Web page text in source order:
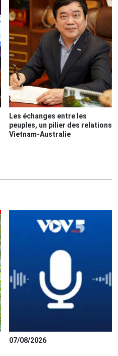
Les échanges entre les
peuples, un pilier des relations
Vietnam-Australie
07/08/2026